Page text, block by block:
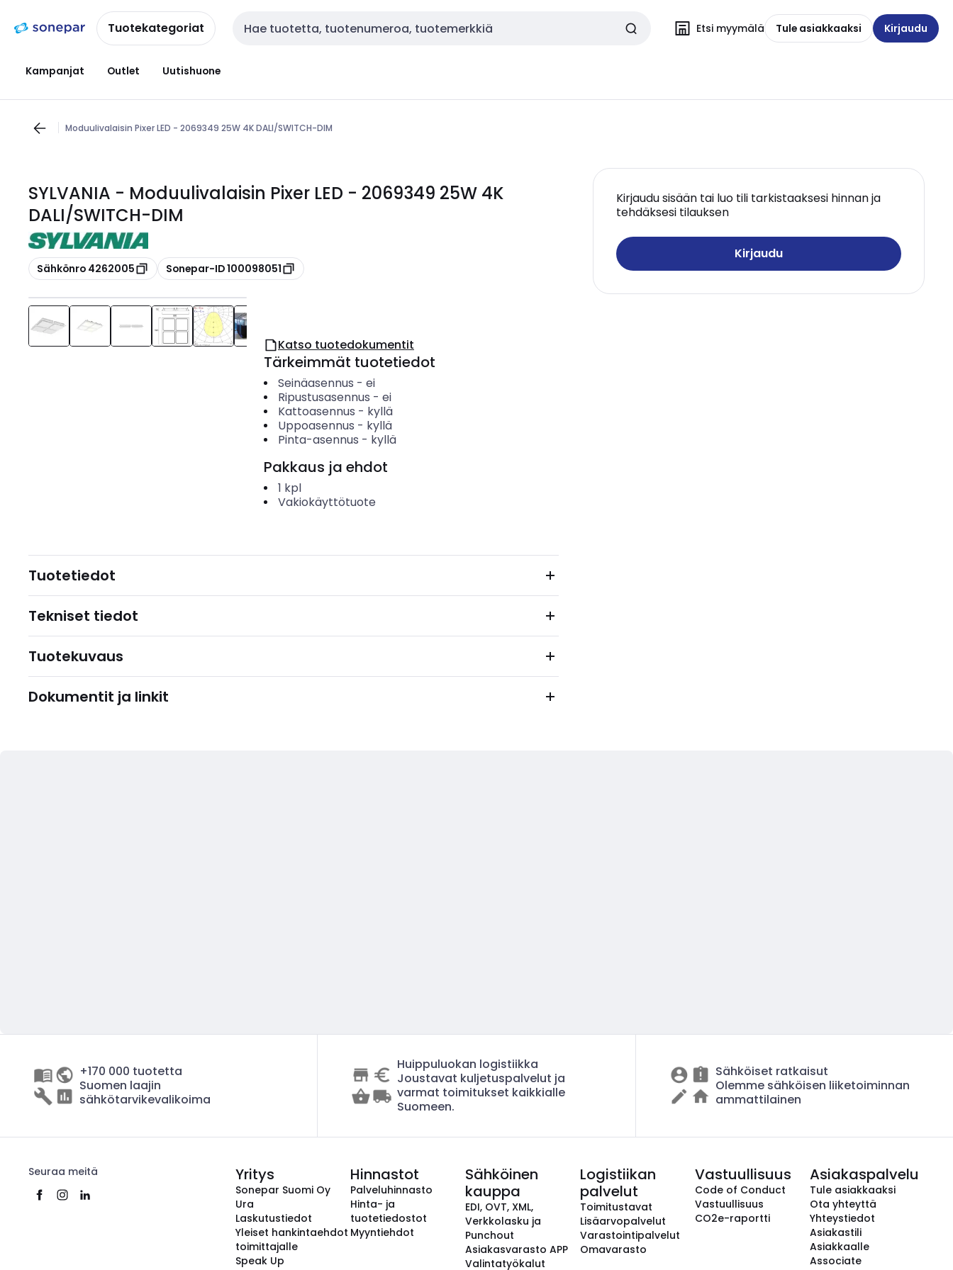
navigointiinsisältöönTuotekategoriat Haku Etsi myymälä Tule asiakkaaksi Kirjaudu
Kampanjat Outlet Uutishuone
Moduulivalaisin Pixer LED - 2069349 25W 4K DALI/SWITCH-DIM
SYLVANIA - Moduulivalaisin Pixer LED - 2069349 25W 4K
DALI/SWITCH-DIM
Kopioi
Sähkönro 4262005 Kopioi
Sonepar-ID 100098051
Kirjaudu sisään tai luo tili tarkistaaksesi hinnan ja
tehdäksesi tilauksen
Kirjaudu
Katso tuotedokumentit
Tärkeimmät tuotetiedot
Seinäasennus - ei
Ripustusasennus - ei
Kattoasennus - kyllä
Uppoasennus - kyllä
Pinta-asennus - kyllä
Pakkaus ja ehdot
1 kpl
Vakiokäyttötuote
Tuotetiedot
Tekniset tiedot
Tuotekuvaus
Dokumentit ja linkit
+170 000 tuotetta
Suomen laajin
sähkötarvikevalikoima
Huippuluokan logistiikka
Joustavat kuljetuspalvelut ja
varmat toimitukset kaikkialle
Suomeen.
Sähköiset ratkaisut
Olemme sähköisen liiketoiminnan
ammattilainen
Seuraa meitä Yritys
Sonepar Suomi Oy
Ura
Laskutustiedot
Yleiset hankintaehdot
toimittajalle
Speak Up
Hinnastot
Palveluhinnasto
Hinta- ja
tuotetiedostot
Myyntiehdot
Sähköinen
kauppa
EDI, OVT, XML,
Verkkolasku ja
Punchout
Asiakasvarasto APP
Valintatyökalut
Logistiikan
palvelut
Toimitustavat
Lisäarvopalvelut
Varastointipalvelut
Omavarasto
Vastuullisuus
Code of Conduct
Vastuullisuus
CO2e-raportti
Asiakaspalvelu
Tule asiakkaaksi
Ota yhteyttä
Yhteystiedot
Asiakastili
Asiakkaalle
Associate